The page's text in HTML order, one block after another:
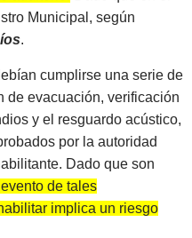
Municipal, según
.
cumplirse una serie de
de evacuación, verificación
y el resguardo acústico,
por la autoridad
Dado que son
de tales
implica un riesgo